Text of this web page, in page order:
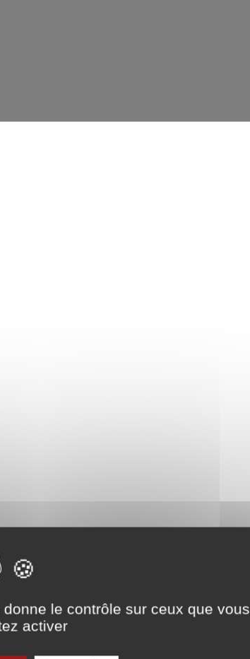
le contrôle sur ceux que vous
activer